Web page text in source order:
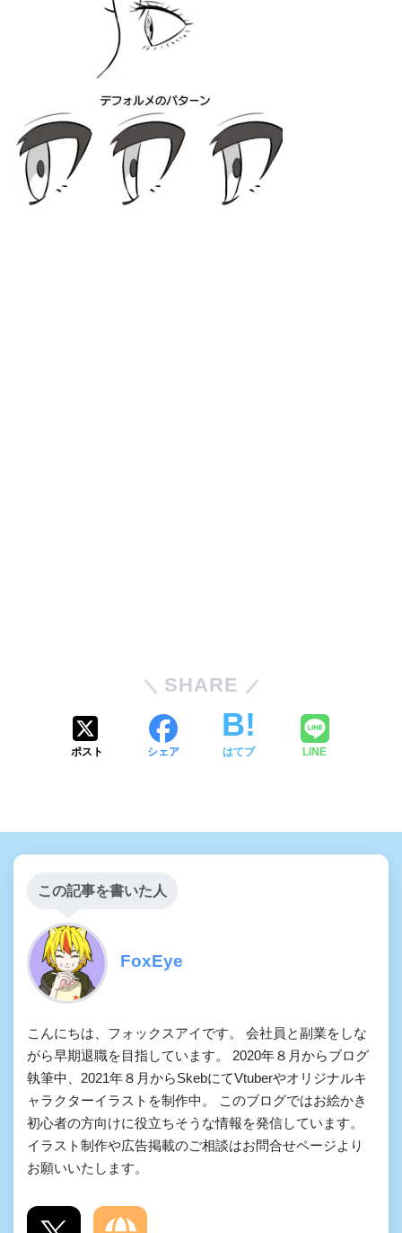
SHARE
ポスト シェア はてブ LINE
この記事を書いた人
FoxEye
こんにちは、フォックスアイです。 会社員と副業をしな
がら早期退職を目指しています。 2020年８月からブログ
執筆中、2021年８月からSkebにてVtuberやオリジナルキ
ャラクターイラストを制作中。 このブログではお絵かき
初心者の方向けに役立ちそうな情報を発信しています。
イラスト制作や広告掲載のご相談はお問合せページより
お願いいたします。